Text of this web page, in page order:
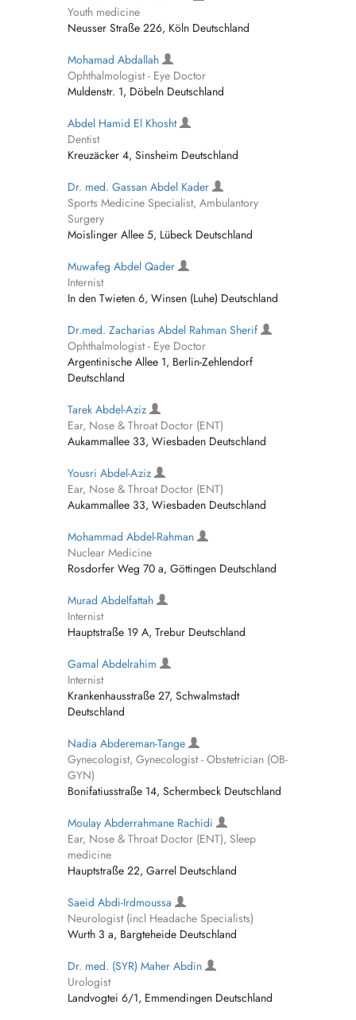
Youth medicine
Neusser Straße 226, Köln Deutschland
Mohamad Abdallah
Ophthalmologist - Eye Doctor
Muldenstr. 1, Döbeln Deutschland
Abdel Hamid El Khosht
Dentist
Kreuzäcker 4, Sinsheim Deutschland
Dr. med. Gassan Abdel Kader
Sports Medicine Specialist, Ambulantory
Surgery
Moislinger Allee 5, Lübeck Deutschland
Muwafeg Abdel Qader
Internist
In den Twieten 6, Winsen (Luhe) Deutschland
Dr.med. Zacharias Abdel Rahman Sherif
Ophthalmologist - Eye Doctor
Argentinische Allee 1, Berlin-Zehlendorf
Deutschland
Tarek Abdel-Aziz
Ear, Nose & Throat Doctor (ENT)
Aukammallee 33, Wiesbaden Deutschland
Yousri Abdel-Aziz
Ear, Nose & Throat Doctor (ENT)
Aukammallee 33, Wiesbaden Deutschland
Mohammad Abdel-Rahman
Nuclear Medicine
Rosdorfer Weg 70 a, Göttingen Deutschland
Murad Abdelfattah
Internist
Hauptstraße 19 A, Trebur Deutschland
Gamal Abdelrahim
Internist
Krankenhausstraße 27, Schwalmstadt
Deutschland
Nadia Abdereman-Tange
Gynecologist, Gynecologist - Obstetrician (OB-
GYN)
Bonifatiusstraße 14, Schermbeck Deutschland
Moulay Abderrahmane Rachidi
Ear, Nose & Throat Doctor (ENT), Sleep
medicine
Hauptstraße 22, Garrel Deutschland
Saeid Abdi-Irdmoussa
Neurologist (incl Headache Specialists)
Wurth 3 a, Bargteheide Deutschland
Dr. med. (SYR) Maher Abdin
Urologist
Landvogtei 6/1, Emmendingen Deutschland